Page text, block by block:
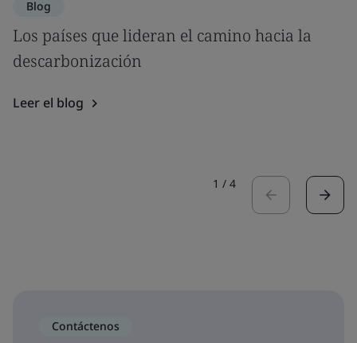
Blog
Los países que lideran el camino hacia la
descarbonización
Leer el blog
1 / 4
Contáctenos